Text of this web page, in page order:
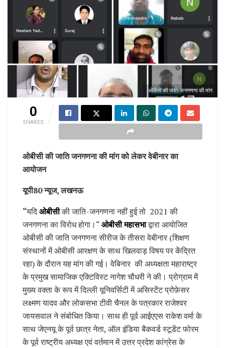
ओबीसी की जाति-जनगणना की मांग
0
SHARES
ओबीसी की जाति जनगणना की मांग को लेकर वेबीनार का
आयोजन
यूपी80 न्यूज, लखनऊ
“यदिओबीसीकी जाति-जनगणना नहीं हुई तो 2021 की
जनगणना का विरोध होगा।“ओबीसी महासभाद्वारा आयोजित
ओबीसी की जाति जनगणना सीरीज के तीसरा वेबीनार (शिक्षण
संस्थानों में ओबीसी आरक्षण के साथ खिलवाड़ विषय पर केंद्रित
रहा) के दौरान यह मांग की गई। वेबिनार की अध्यक्षता महाराष्ट्र
के प्रमुख सामाजिक एक्टिविस्ट नागेश चौधरी ने की। प्रोग्राम में
मुख्य वक्ता के रूप में दिल्ली यूनिवर्सिटी में असिस्टेंट प्रोफ़ेसर
लक्ष्मण यादव और लोकसभा टीवी चैनल के पत्रकार राजेश्वर
जायसवाल ने संबोधित किया। साथ ही पूर्व आईएएस राकेश वर्मा के
साथ जेएनयू के पूर्व छात्र नेता, ऑल इंडिया बैकवर्ड स्टूडेंट फोरम
के पूर्व राष्ट्रीय अध्यक्ष एवं वर्तमान में उत्तर प्रदेश कांग्रेस के